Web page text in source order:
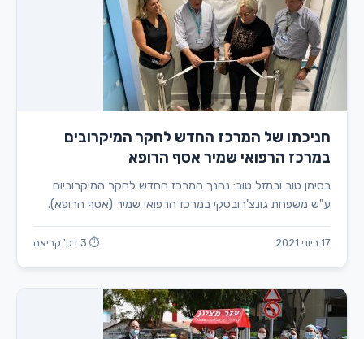
חניכתו של המרכז החדש לחקר המיקרובים
במרכז הרפואי שמיר אסף הרופא
בסימן טוב ובמזל טוב: נחנך המרכז החדש לחקר המיקרוביום
ע"ש משפחת גונצ'רובסקי במרכז הרפואי שמיר (אסף הרופא).
17 ביוני 2021 ⏱ 3 דק' קריאה